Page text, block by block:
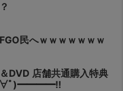
民へｗｗｗｗｗｗｗ
DVD 店舗共通購入特典
ﾟ∀ﾟ)━━━━!!